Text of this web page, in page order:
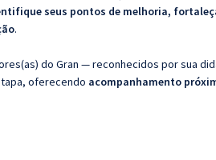
seus pontos de melhoria,
.
do Gran — reconhecidos por sua
oferecendo acompanhamento